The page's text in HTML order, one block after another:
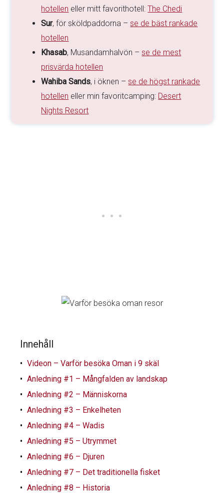
hotellen eller mitt favorithotell:The Chedi
Sur, för sköldpaddorna –se de bäst rankade
hotellen
Khasab, Musandamhalvön –se de mest
prisvärda hotellen
Wahiba Sands, i öknen –se de högst rankade
hotellen eller min favoritcamping: Desert
Nights Resort
Innehåll
Videon – Varför besöka Oman i 9 skäl
Anledning #1 – Mångfalden av landskap
Anledning #2 – Människorna
Anledning #3 – Enkelheten
Anledning #4 – Wadis
Anledning #5 – Utrymmet
Anledning #6 – Djuren
Anledning #7 – Det traditionella fisket
Anledning #8 – Historia